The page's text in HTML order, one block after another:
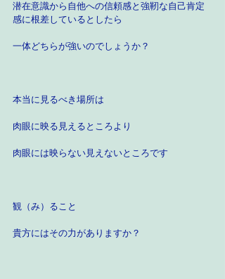
潜在意識から自他への信頼感と強靭な自己肯定
感に根差しているとしたら
一体どちらが強いのでしょうか？
本当に見るべき場所は
肉眼に映る見えるところより
肉眼には映らない見えないところです
観（み）ること
貴方にはその力がありますか？